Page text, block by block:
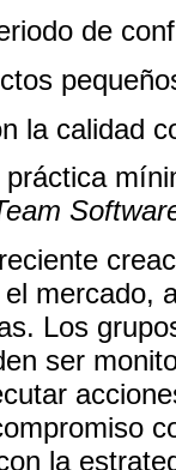
de
la calidad
mercado,
Los
ser
la